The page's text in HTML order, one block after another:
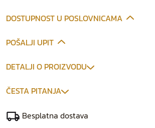
DOSTUPNOST U POSLOVNICAMA
POŠALJI UPIT
DETALJI O PROIZVODU
ČESTA PITANJA
Besplatna dostava